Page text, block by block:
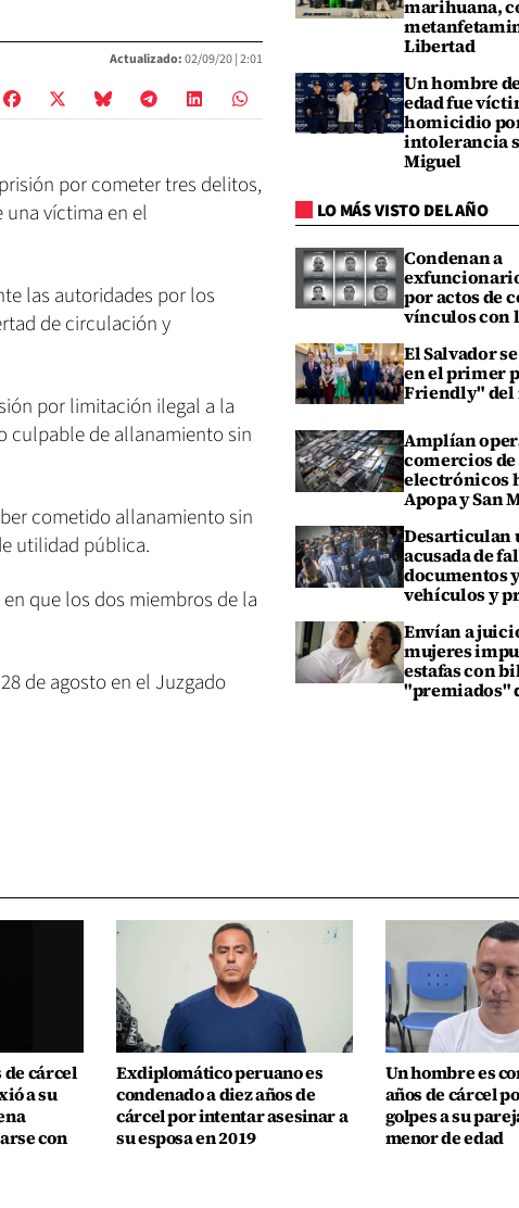
Actualizado:02/09/20 |2:01
por cometer tres delitos,
víctima en el
las autoridades por los
de circulación y
por limitación ilegal a la
culpable de allanamiento sin
cometido allanamiento sin
utilidad pública.
que los dos miembros de la
de agosto en el Juzgado
marihuana,
Libertad
Un hombre
edad fue
homicidio
intolerancia
Miguel
LO MÁS VISTO DEL AÑO
Condenan a
por actos de
vínculos con
El Salvador
en el primer
Friendly" del
Amplían
comercios
electrónicos
Apopa y San
Desarticulan
acusada de
documentos
vehículos y
Envían a
mujeres
estafas con
"premiados"
de cárcel
a su
con
Exdiplomático peruano es
condenado a diez años de
cárcel por intentar asesinar a
su esposa en 2019
Un hombre es
años de cárcel
golpes a su
menor de edad